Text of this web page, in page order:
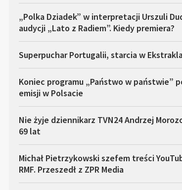
„Polka Dziadek” w interpretacji Urszuli
audycji „Lato z Radiem”. Kiedy premiera?
Superpuchar Portugalii, starcia w
Koniec programu „Państwo w państwie”
emisji w Polsacie
Nie żyje dziennikarz TVN24 Andrzej
69 lat
Michał Pietrzykowski szefem treści
RMF. Przeszedł z ZPR Media